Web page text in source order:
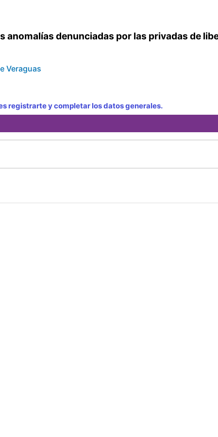
anomalías denunciadas por las privadas de
Veraguas
registrarte y completar los datos generales.